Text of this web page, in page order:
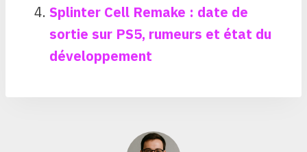
Splinter Cell Remake : date de
sortie sur PS5, rumeurs et état du
développement